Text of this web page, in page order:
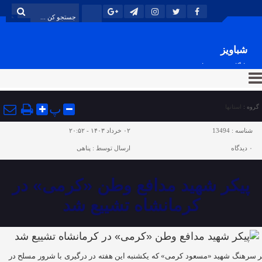
شباویز
پایگاه خبری شباویز
گروه : استانها پ
شناسه : 13494 ۰۲ خرداد ۱۴۰۳ - ۲۰:۵۲
۰ دیدگاه ارسال توسط : پناهی
پیکر شهید مدافع وطن «کرمی» در
کرمانشاه تشییع شد
سرهنگ شهید «مسعود کرمی» که یکشنبه این هفته در درگیری با شرور مسلح در